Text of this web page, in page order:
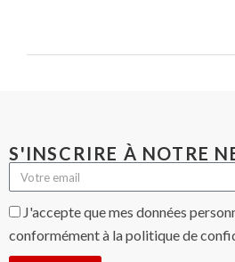
S'INSCRIRE À NOTRE
J'accepte que mes données
conformément à la politique de